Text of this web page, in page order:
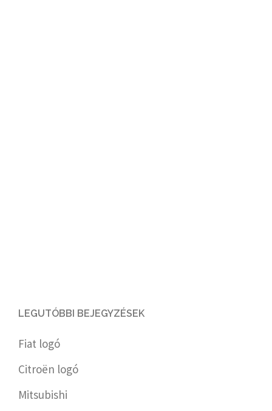
LEGUTÓBBI BEJEGYZÉSEK
Fiat logó
Citroën logó
Mitsubishi